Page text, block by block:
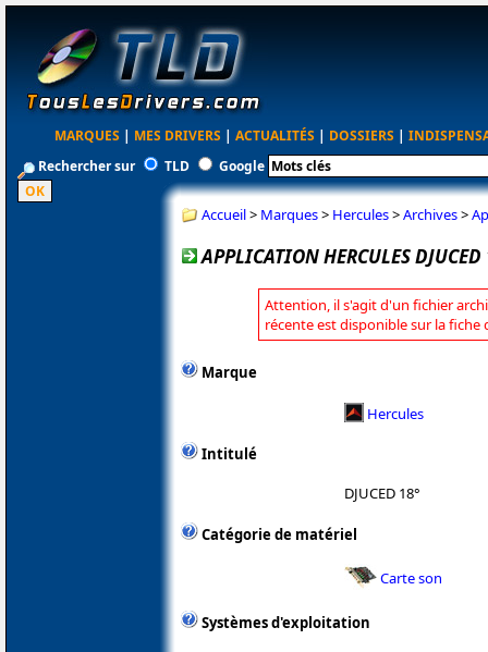
MARQUES | MES DRIVERS | ACTUALITÉS | DOSSIERS |
Rechercher sur
TLD Google
Accueil> Marques> Hercules>Archives>
APPLICATION HERCULES
Attention, il s'agit d'un fichier
récente est disponible sur la fiche
Marque
Hercules
Intitulé
DJUCED 18°
Catégorie de matériel
Carte son
Systèmes d'exploitation